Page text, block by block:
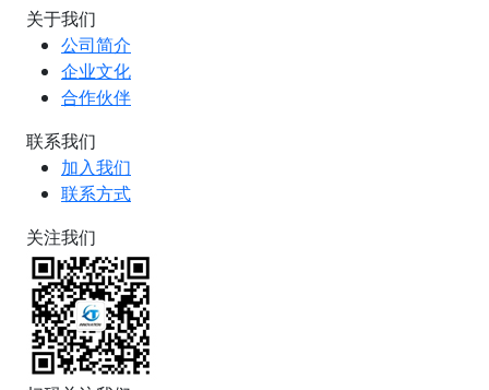
关于我们
公司简介
企业文化
合作伙伴
联系我们
加入我们
联系方式
关注我们